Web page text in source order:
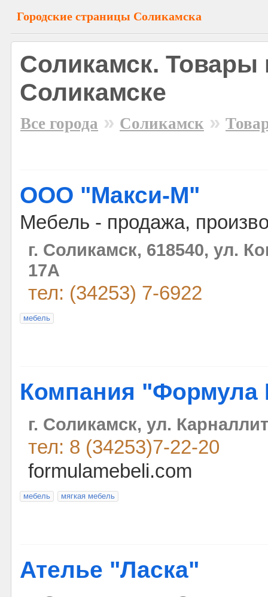
Городские страницы Соликамска
Соликамск. Товары
Соликамске
Все города » Соликамск »
ООО "Макси-М"
Мебель - продажа,
г. Соликамск, 618540, ул.
17А
тел: (34253) 7-6922
мебель
Компания "Формула
г. Соликамск, ул.
тел: 8 (34253)7-22-20
formulamebeli.com
мебель мягкая мебель
Ателье "Ласка"